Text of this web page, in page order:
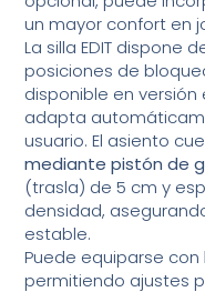
un mayor confort en
La silla EDIT dispone
posiciones de
disponible en
adapta
usuario. El asiento
mediante pistón de
(trasla) de 5 cm y
densidad,
estable.
Puede equiparse con
permitiendo ajustes